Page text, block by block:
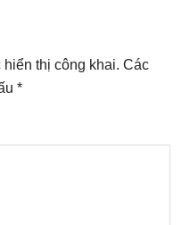
thị công khai. Các
*